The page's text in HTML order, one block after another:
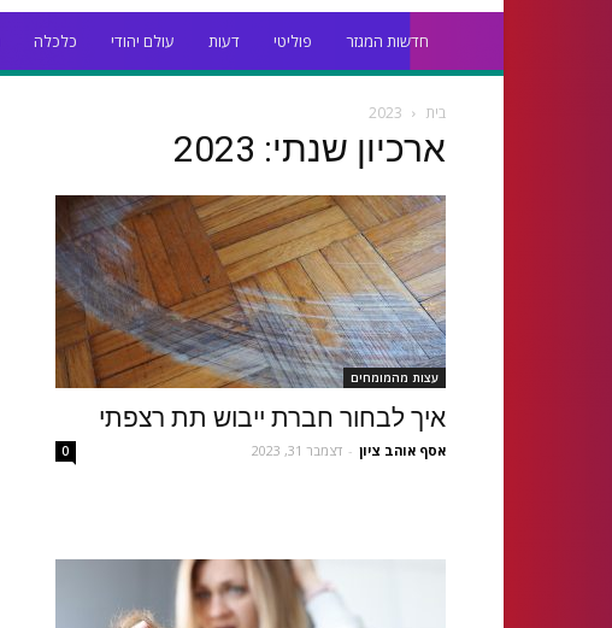
חדשות המגזר פוליטי דעות עולם יהודי כלכלה
בית 2023
ארכיון שנתי: 2023
עצות מהמומחים
איך לבחור חברת ייבוש תת רצפתי
אסף אוהב ציון - דצמבר 31, 2023 0